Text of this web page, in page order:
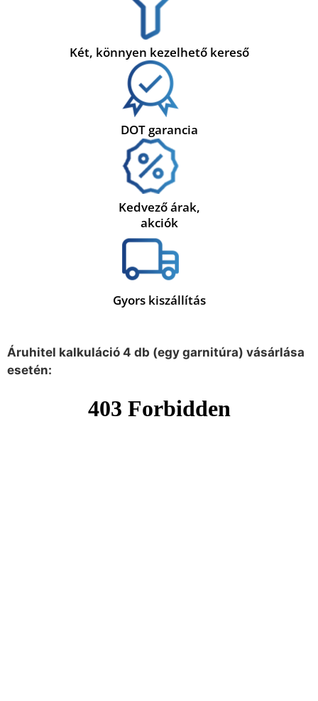
Két, könnyen kezelhető kereső
DOT garancia
Kedvező árak,
akciók
Gyors kiszállítás
Áruhitel kalkuláció 4 db (egy garnitúra) vásárlása
esetén: